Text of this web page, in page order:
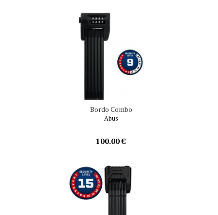
Bordo Combo
Abus
100.00 €